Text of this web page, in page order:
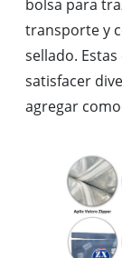
bolsa para
transporte y
sellado.
satisfacer
agregar